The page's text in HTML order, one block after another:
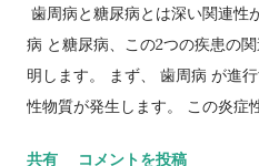
着しにくくなっています。 ま
歯が白くなるため、着色が目立
す。 最近の ホワイトニング 材
トニング 治療後に上記のような
歯周病と糖尿病とは深い関連性
病 と糖尿病、この2つの疾患の
明します。 まず、 歯周病 が進
性物質が発生します。 この炎症
共有 コメントを投稿